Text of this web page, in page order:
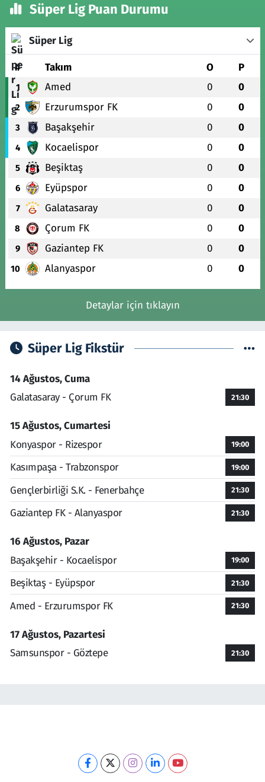
Süper Lig Puan Durumu
Süper Lig
# Takım O P
1 Amed 0 0
2 Erzurumspor FK 0 0
3 Başakşehir 0 0
4 Kocaelispor 0 0
5 Beşiktaş 0 0
6 Eyüpspor 0 0
7 Galatasaray 0 0
8 Çorum FK 0 0
9 Gaziantep FK 0 0
10 Alanyaspor 0 0
Detaylar için tıklayın
Süper Lig Fikstür
14 Ağustos, Cuma
Galatasaray - Çorum FK
21:30
15 Ağustos, Cumartesi
Konyaspor - Rizespor
19:00
Kasımpaşa - Trabzonspor 19:00
Gençlerbirliği S.K. - Fenerbahçe 21:30
Gaziantep FK - Alanyaspor 21:30
16 Ağustos, Pazar
Başakşehir - Kocaelispor
19:00
Beşiktaş - Eyüpspor 21:30
Amed - Erzurumspor FK 21:30
17 Ağustos, Pazartesi
Samsunspor - Göztepe
21:30